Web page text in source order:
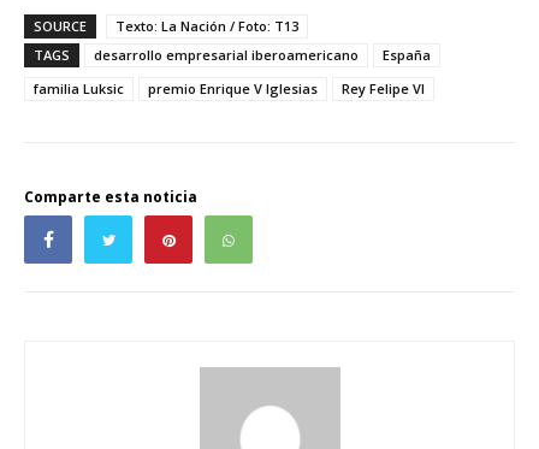
SOURCE
Texto: La Nación / Foto: T13
TAGS
desarrollo empresarial iberoamericano
España
familia Luksic
premio Enrique V Iglesias Rey Felipe VI
Comparte esta noticia